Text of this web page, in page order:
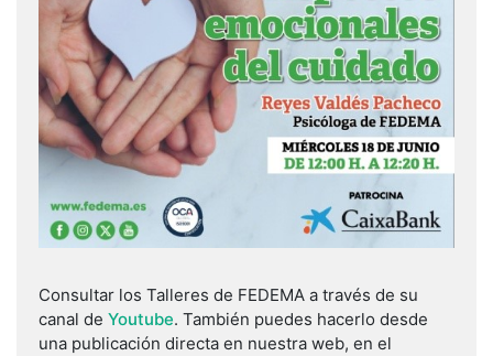
Consultar los Talleres de FEDEMA a través de su
canal de Youtube. También puedes hacerlo desde
una publicación directa en nuestra web, en el